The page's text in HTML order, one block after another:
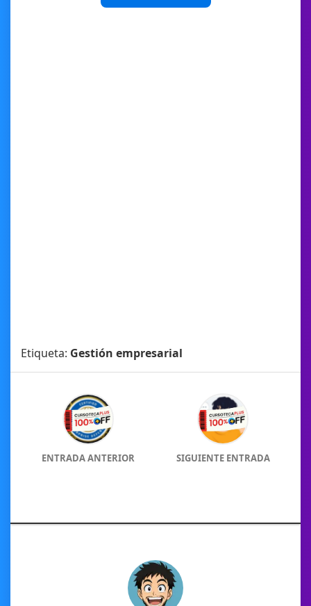
Etiqueta: Gestión empresarial
ENTRADA ANTERIOR SIGUIENTE ENTRADA